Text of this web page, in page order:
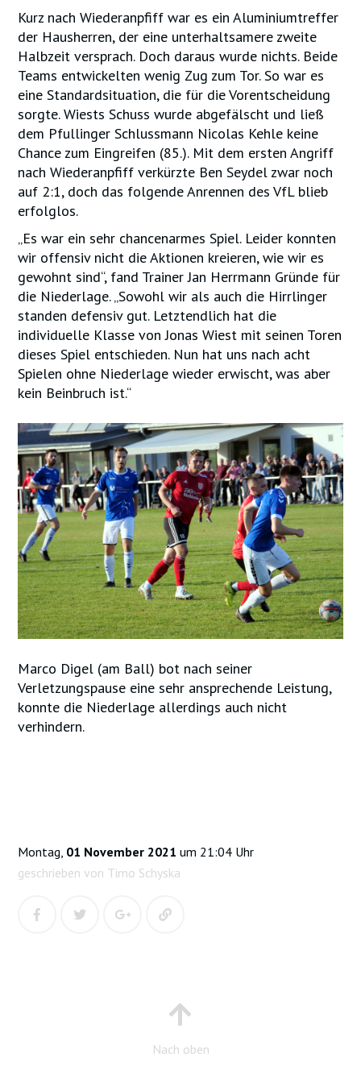
Kurz nach Wiederanpfiff war es ein Aluminiumtreffer
der Hausherren, der eine unterhaltsamere zweite
Halbzeit versprach. Doch daraus wurde nichts. Beide
Teams entwickelten wenig Zug zum Tor. So war es
eine Standardsituation, die für die Vorentscheidung
sorgte. Wiests Schuss wurde abgefälscht und ließ
dem Pfullinger Schlussmann Nicolas Kehle keine
Chance zum Eingreifen (85.). Mit dem ersten Angriff
nach Wiederanpfiff verkürzte Ben Seydel zwar noch
auf 2:1, doch das folgende Anrennen des VfL blieb
erfolglos.
„Es war ein sehr chancenarmes Spiel. Leider konnten
wir offensiv nicht die Aktionen kreieren, wie wir es
gewohnt sind“, fand Trainer Jan Herrmann Gründe für
die Niederlage. „Sowohl wir als auch die Hirrlinger
standen defensiv gut. Letztendlich hat die
individuelle Klasse von Jonas Wiest mit seinen Toren
dieses Spiel entschieden. Nun hat uns nach acht
Spielen ohne Niederlage wieder erwischt, was aber
kein Beinbruch ist.“
Marco Digel (am Ball) bot nach seiner
Verletzungspause eine sehr ansprechende Leistung,
konnte die Niederlage allerdings auch nicht
verhindern.
Montag, 01 November 2021 um 21:04 Uhr
geschrieben von Timo Schyska
Nach oben